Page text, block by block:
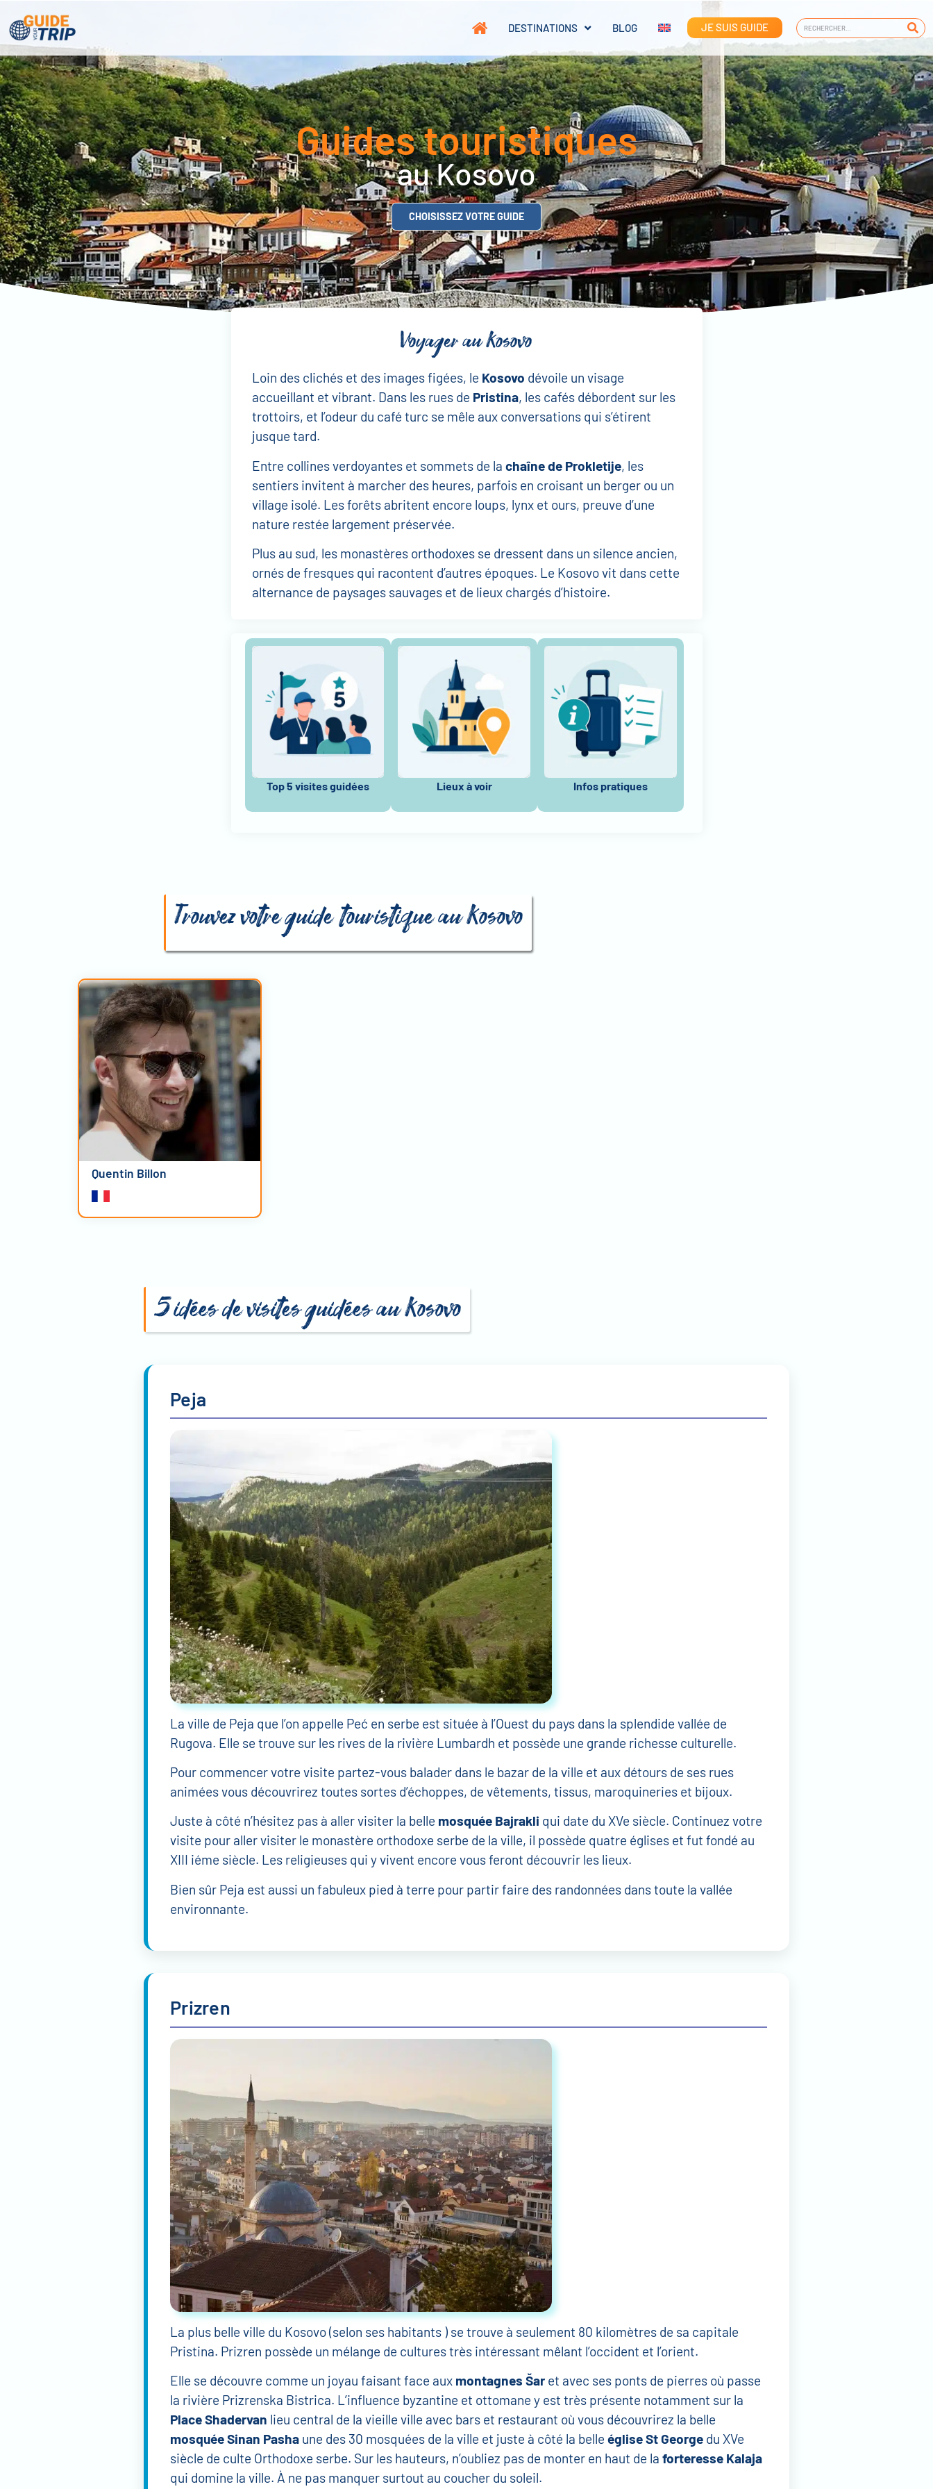
DESTINATIONS BLOG JE SUIS GUIDE
Guides touristiques
au Kosovo
CHOISISSEZ VOTRE GUIDE
Voyager au Kosovo
Loin des clichés et des images figées, le Kosovo dévoile un visage
accueillant et vibrant. Dans les rues de Pristina, les cafés débordent sur les
trottoirs, et l’odeur du café turc se mêle aux conversations qui s’étirent
jusque tard.
Entre collines verdoyantes et sommets de la chaîne de Prokletije, les
sentiers invitent à marcher des heures, parfois en croisant un berger ou un
village isolé. Les forêts abritent encore loups, lynx et ours, preuve d’une
nature restée largement préservée.
Plus au sud, les monastères orthodoxes se dressent dans un silence ancien,
ornés de fresques qui racontent d’autres époques. Le Kosovo vit dans cette
alternance de paysages sauvages et de lieux chargés d’histoire.
Top 5 visites guidées Lieux à voir Infos pratiques
Trouvez votre guide touristique au Kosovo
Quentin Billon
5 idées de visites guidées au Kosovo
Peja
La ville de Peja que l’on appelle Peć en serbe est située à l’Ouest du pays dans la splendide vallée de
Rugova. Elle se trouve sur les rives de la rivière Lumbardh et possède une grande richesse culturelle.
Pour commencer votre visite partez-vous balader dans le bazar de la ville et aux détours de ses rues
animées vous découvrirez toutes sortes d’échoppes, de vêtements, tissus, maroquineries et bijoux.
Juste à côté n’hésitez pas à aller visiter la belle mosquée Bajrakli qui date du XVe siècle. Continuez votre
visite pour aller visiter le monastère orthodoxe serbe de la ville, il possède quatre églises et fut fondé au
XIII iéme siècle. Les religieuses qui y vivent encore vous feront découvrir les lieux.
Bien sûr Peja est aussi un fabuleux pied à terre pour partir faire des randonnées dans toute la vallée
environnante.
Prizren
La plus belle ville du Kosovo (selon ses habitants ) se trouve à seulement 80 kilomètres de sa capitale
Pristina. Prizren possède un mélange de cultures très intéressant mêlant l’occident et l’orient.
Elle se découvre comme un joyau faisant face aux montagnes Šar et avec ses ponts de pierres où passe
la rivière Prizrenska Bistrica. L’influence byzantine et ottomane y est très présente notamment sur la
Place Shadervan lieu central de la vieille ville avec bars et restaurant où vous découvrirez la belle
mosquée Sinan Pasha une des 30 mosquées de la ville et juste à côté la belle église St George du XVe
siècle de culte Orthodoxe serbe. Sur les hauteurs, n’oubliez pas de monter en haut de la forteresse Kalaja
qui domine la ville. À ne pas manquer surtout au coucher du soleil.